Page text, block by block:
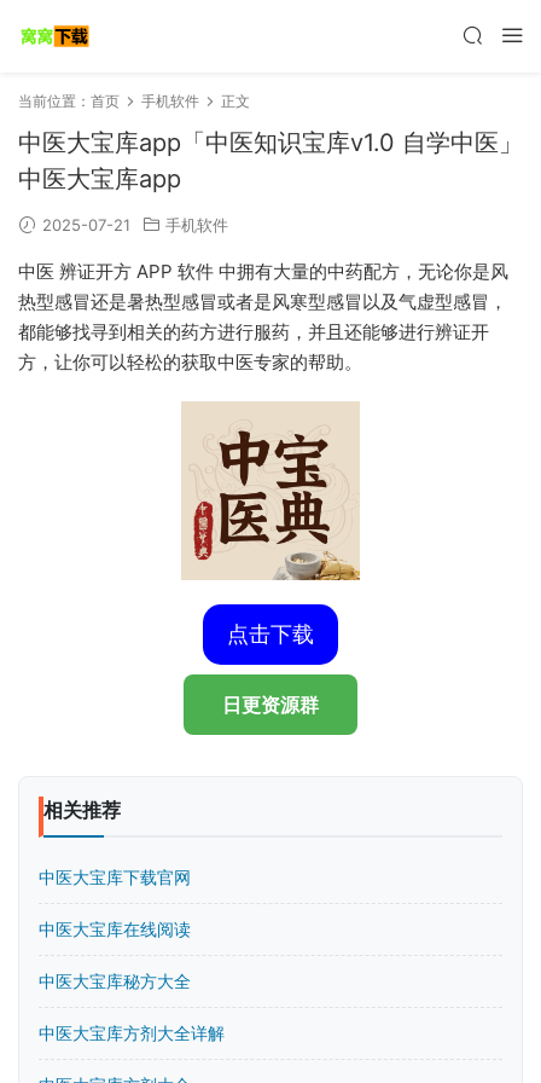
当前位置： 首页 手机软件 正文
中医大宝库app「中医知识宝库v1.0 自学中医」
中医大宝库app
2025-07-21 手机软件
中医 辨证开方 APP 软件 中拥有大量的中药配方，无论你是风
热型感冒还是暑热型感冒或者是风寒型感冒以及气虚型感冒，
都能够找寻到相关的药方进行服药，并且还能够进行辨证开
方，让你可以轻松的获取中医专家的帮助。
点击下载
日更资源群
相关推荐
中医大宝库下载官网
中医大宝库在线阅读
中医大宝库秘方大全
中医大宝库方剂大全详解